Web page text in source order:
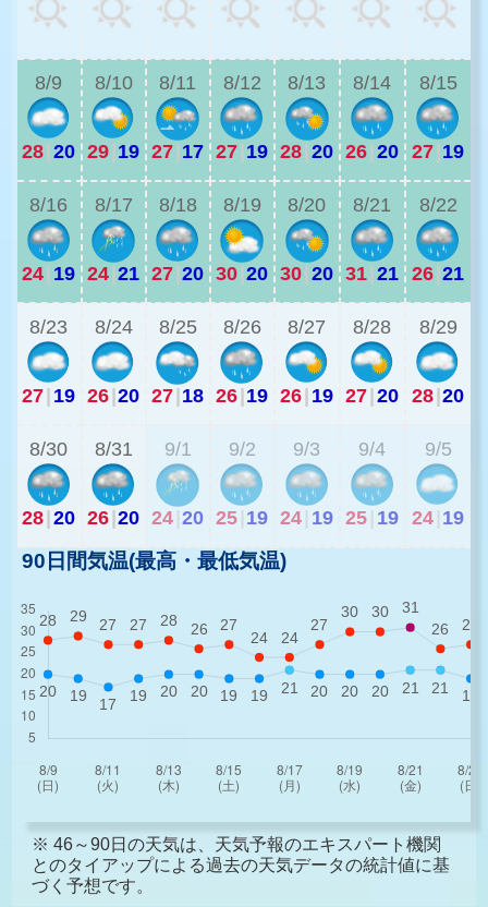
8/9
28|20
8/10
29|19
8/11
27|17
8/12
27|19
8/13
28|20
8/14
26|20
8/15
27|19
8/16
24| 19
8/17
24|21
8/18
27|20
8/19
30|20
8/20
30|20
8/21
31|21
8/22
26|21
8/23
27| 19
8/24
26|20
8/25
27|18
8/26
26|19
8/27
26| 19
8/28
27|20
8/29
28|20
8/30
28|20
8/31
26|20
9/1
24 20
9/2
25 19
9/3
24 19
9/4
25 19
9/5
24 19
90日間気温(最高・最低気温)
※ 46～90日の天気は、天気予報のエキスパート機関
とのタイアップによる過去の天気データの統計値に基
づく予想です。